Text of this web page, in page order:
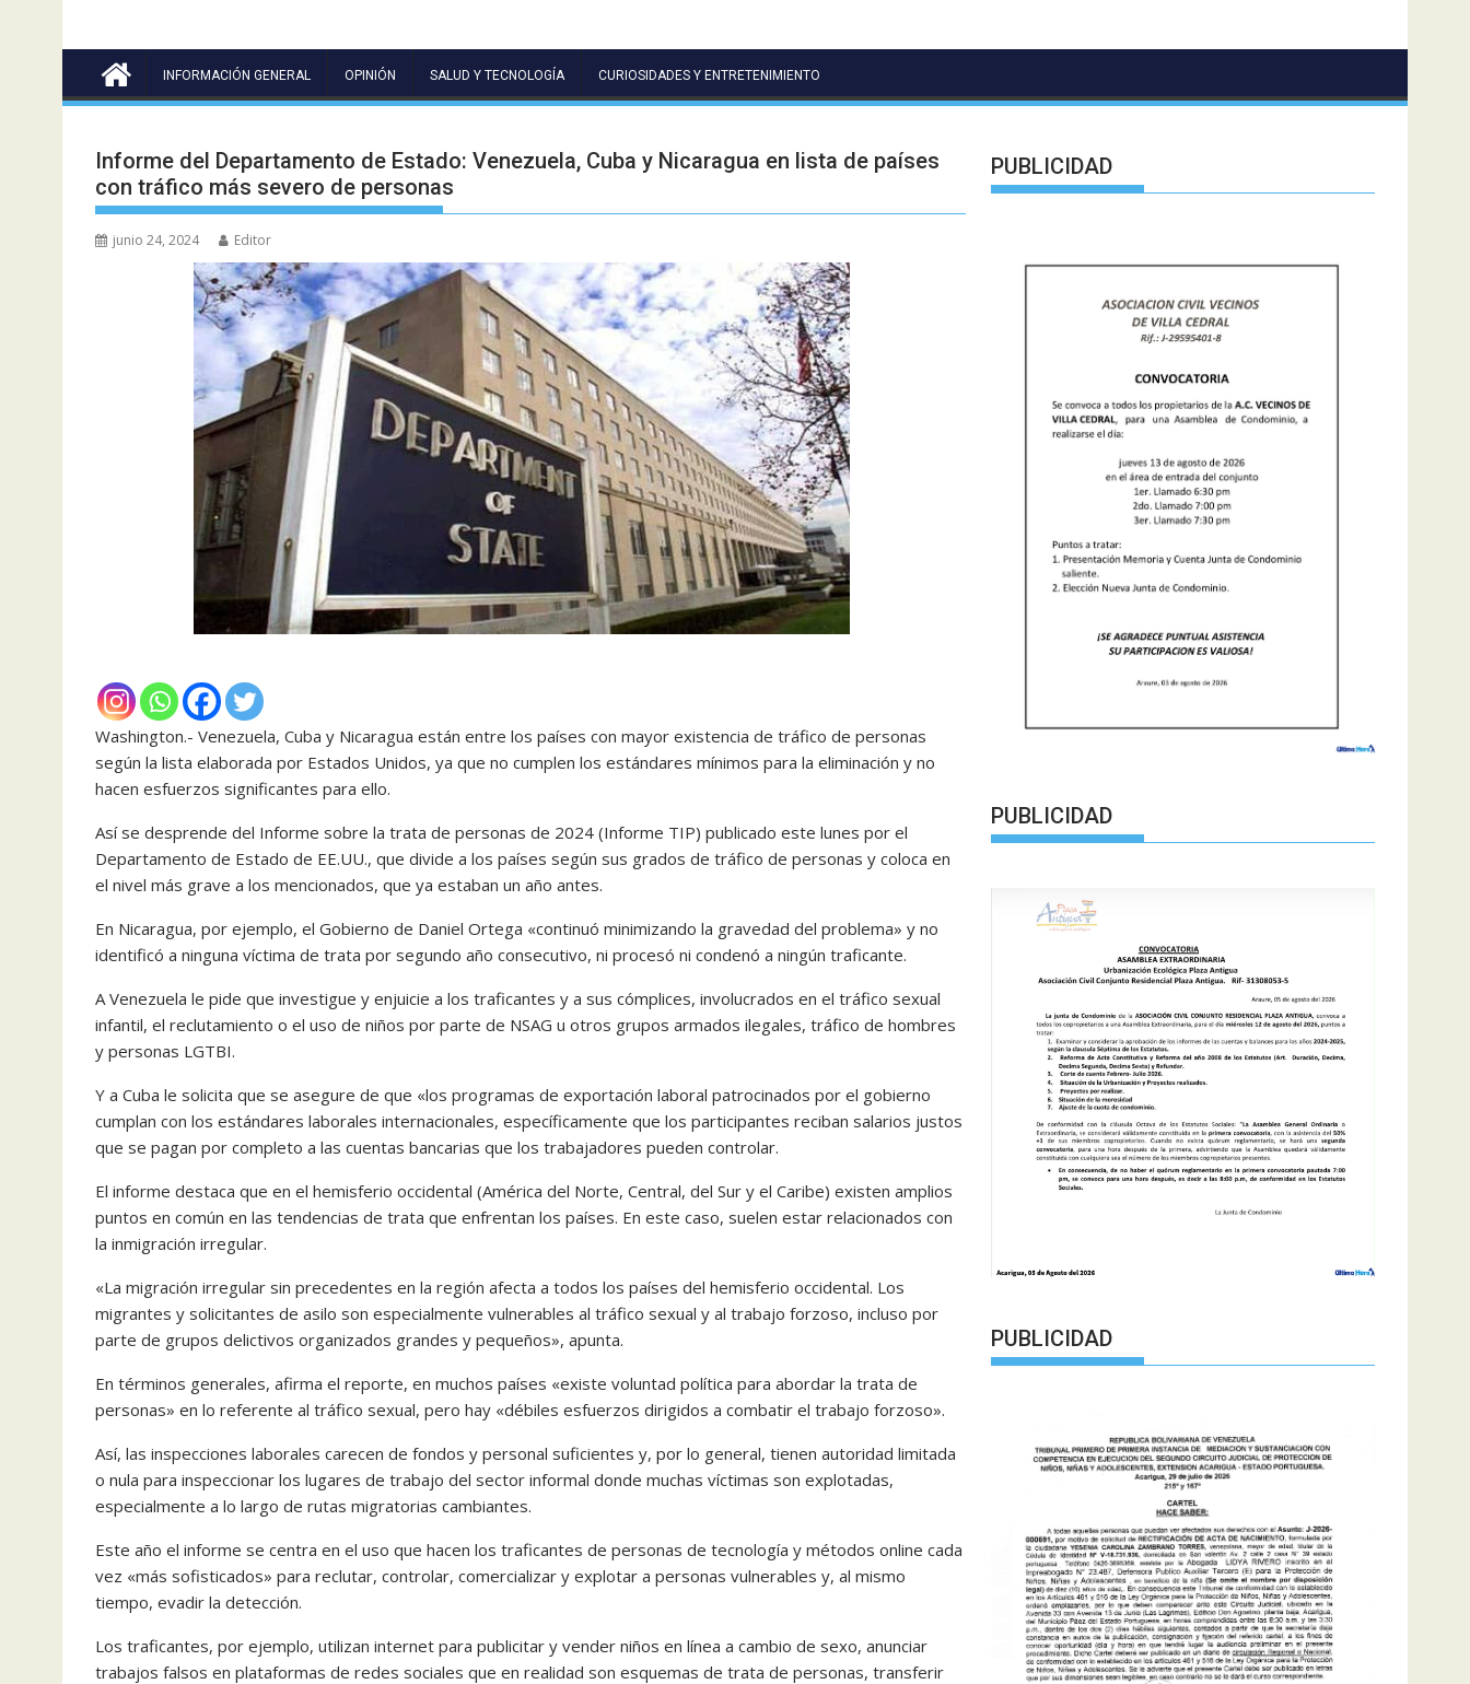
INFORMACIÓN GENERAL OPINIÓN SALUD Y TECNOLOGÍA CURIOSIDADES Y ENTRETENIMIENTO
Informe del Departamento de Estado: Venezuela, Cuba y Nicaragua en lista de países
con tráfico más severo de personas
junio 24, 2024 Editor
Washington.- Venezuela, Cuba y Nicaragua están entre los países con mayor existencia de tráfico de personas
según la lista elaborada por Estados Unidos, ya que no cumplen los estándares mínimos para la eliminación y no
hacen esfuerzos significantes para ello.
Así se desprende del Informe sobre la trata de personas de 2024 (Informe TIP) publicado este lunes por el
Departamento de Estado de EE.UU., que divide a los países según sus grados de tráfico de personas y coloca en
el nivel más grave a los mencionados, que ya estaban un año antes.
En Nicaragua, por ejemplo, el Gobierno de Daniel Ortega «continuó minimizando la gravedad del problema» y no
identificó a ninguna víctima de trata por segundo año consecutivo, ni procesó ni condenó a ningún traficante.
A Venezuela le pide que investigue y enjuicie a los traficantes y a sus cómplices, involucrados en el tráfico sexual
infantil, el reclutamiento o el uso de niños por parte de NSAG u otros grupos armados ilegales, tráfico de hombres
y personas LGTBI.
Y a Cuba le solicita que se asegure de que «los programas de exportación laboral patrocinados por el gobierno
cumplan con los estándares laborales internacionales, específicamente que los participantes reciban salarios justos
que se pagan por completo a las cuentas bancarias que los trabajadores pueden controlar.
El informe destaca que en el hemisferio occidental (América del Norte, Central, del Sur y el Caribe) existen amplios
puntos en común en las tendencias de trata que enfrentan los países. En este caso, suelen estar relacionados con
la inmigración irregular.
«La migración irregular sin precedentes en la región afecta a todos los países del hemisferio occidental. Los
migrantes y solicitantes de asilo son especialmente vulnerables al tráfico sexual y al trabajo forzoso, incluso por
parte de grupos delictivos organizados grandes y pequeños», apunta.
En términos generales, afirma el reporte, en muchos países «existe voluntad política para abordar la trata de
personas» en lo referente al tráfico sexual, pero hay «débiles esfuerzos dirigidos a combatir el trabajo forzoso».
Así, las inspecciones laborales carecen de fondos y personal suficientes y, por lo general, tienen autoridad limitada
o nula para inspeccionar los lugares de trabajo del sector informal donde muchas víctimas son explotadas,
especialmente a lo largo de rutas migratorias cambiantes.
Este año el informe se centra en el uso que hacen los traficantes de personas de tecnología y métodos online cada
vez «más sofisticados» para reclutar, controlar, comercializar y explotar a personas vulnerables y, al mismo
tiempo, evadir la detección.
Los traficantes, por ejemplo, utilizan internet para publicitar y vender niños en línea a cambio de sexo, anunciar
trabajos falsos en plataformas de redes sociales que en realidad son esquemas de trata de personas, transferir
PUBLICIDAD
PUBLICIDAD
PUBLICIDAD